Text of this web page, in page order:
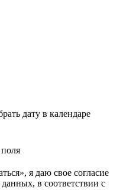
я даю свое согласие
в соответствии с